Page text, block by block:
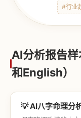
#行业
AI分析报告
和English）
💡 AI八字命理分